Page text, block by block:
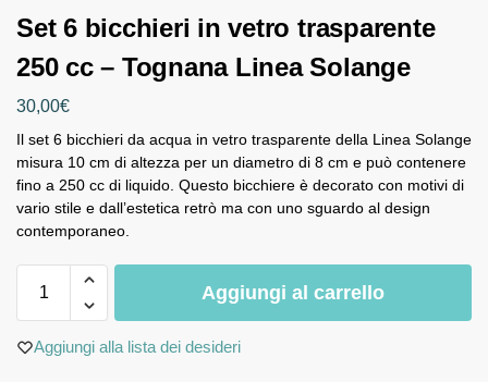
Set 6 bicchieri in vetro trasparente
250 cc – Tognana Linea Solange
30,00€
Il set 6 bicchieri da acqua in vetro trasparente della Linea Solange
misura 10 cm di altezza per un diametro di 8 cm e può contenere
fino a 250 cc di liquido. Questo bicchiere è decorato con motivi di
vario stile e dall’estetica retrò ma con uno sguardo al design
contemporaneo.
Aggiungi al carrello
Aggiungi alla lista dei desideri